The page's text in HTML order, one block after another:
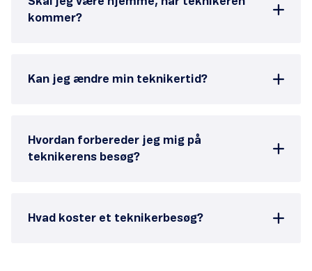
kommer?
Kan jeg ændre min teknikertid?
Hvordan forbereder jeg mig på
teknikerens besøg?
Hvad koster et teknikerbesøg?